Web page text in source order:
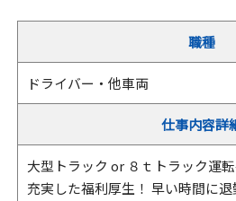
職種
ドライバー・他車両
仕事内容詳
大型トラック or ８ｔトラック運転
充実した福利厚生！ 早い時間に退